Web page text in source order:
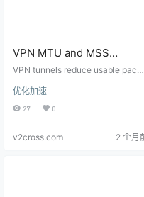
VPN MTU and MSS
Explained: Fix Slow
and Packet Fragmentation
VPN tunnels reduce usable packe
ket fragmentation, and path issue
s can cause slow loading or stalle
优化加速
27 0
v2cross.com 2 个月